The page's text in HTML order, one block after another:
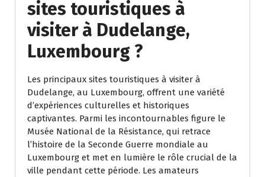
sites touristiques à
visiter à Dudelange,
Luxembourg ?
Les principaux sites touristiques à visiter à
Dudelange, au Luxembourg, offrent une variété
d’expériences culturelles et historiques
captivantes. Parmi les incontournables figure le
Musée National de la Résistance, qui retrace
l’histoire de la Seconde Guerre mondiale au
Luxembourg et met en lumière le rôle crucial de la
ville pendant cette période. Les amateurs